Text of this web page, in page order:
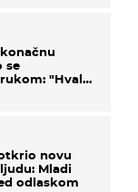
se
"Hvala
novu
Mladi
odlaskom